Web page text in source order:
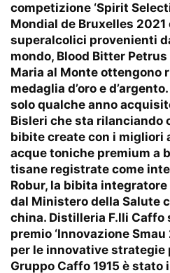
competizione ‘Spirit
Mondial de Bruxelles 2021
superalcolici provenienti
mondo, Blood Bitter Petrus
Maria al Monte ottengono
medaglia d’oro e
solo qualche anno
Bisleri che sta rilanciando
bibite create con i migliori
acque toniche premium a
tisane registrate come
Robur, la bibita
dal Ministero della Salute
china. Distilleria F.lli Caffo
premio ‘Innovazione
per le innovative strategie
Gruppo Caffo 1915 è